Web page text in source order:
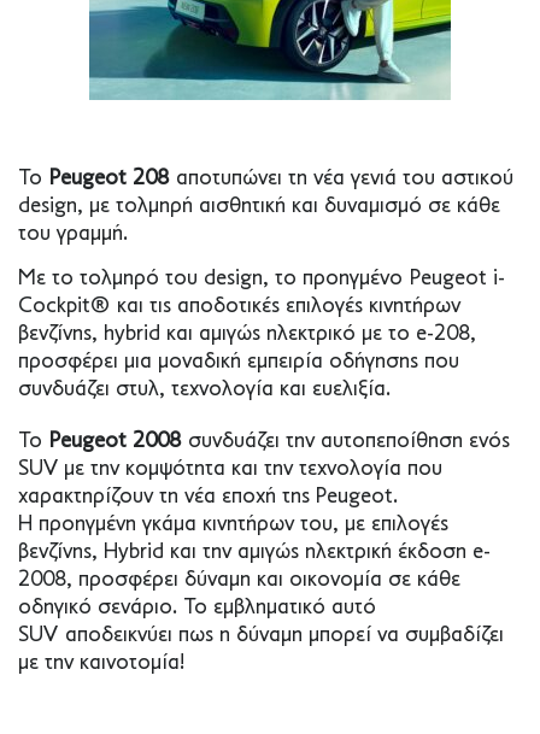
Το Peugeot 208αποτυπώνει τη νέα γενιά του αστικού
design, με τολμηρή αισθητική και δυναμισμό σε κάθε
του γραμμή.
Με το τολμηρό του design, το προηγμένο Peugeot i-
Cockpit® και τις αποδοτικές επιλογές κινητήρων
βενζίνης, hybrid και αμιγώς ηλεκτρικό με το e-208,
προσφέρει μια μοναδική εμπειρία οδήγησης που
συνδυάζει στυλ, τεχνολογία και ευελιξία.
Το Peugeot 2008συνδυάζει την αυτοπεποίθηση ενός
SUV με την κομψότητα και την τεχνολογία που
χαρακτηρίζουν τη νέα εποχή της Peugeot.
Η προηγμένη γκάμα κινητήρων του, με επιλογές
βενζίνης, Hybrid και την αμιγώς ηλεκτρική έκδοση e-
2008, προσφέρει δύναμη και οικονομία σε κάθε
οδηγικό σενάριο. Το εμβληματικό αυτό
SUV αποδεικνύει πως η δύναμη μπορεί να συμβαδίζει
με την καινοτομία!